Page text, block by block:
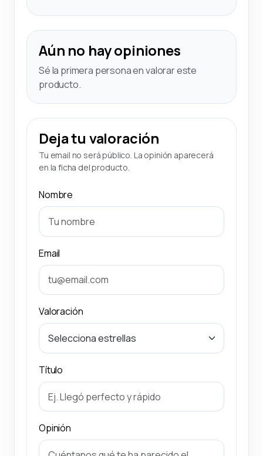
Aún no hay opiniones
Sé la primera persona en valorar este
producto.
Deja tu valoración
Tu email no será público. La opinión aparecerá
en la ficha del producto.
Nombre
Email
Valoración
Título
Opinión